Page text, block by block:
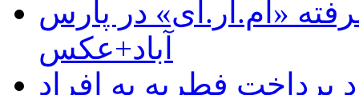
«ام.آر.آی» در پارس
آباد+عکس
پرداخت فطریه به افراد